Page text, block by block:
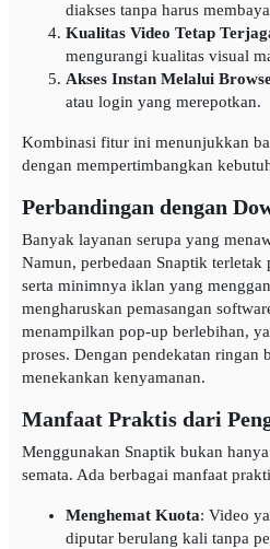
diakses tanpa harus
Kualitas Video Tetap
mengurangi kualitas visual
Akses Instan Melalui
atau login yang merepotkan.
Kombinasi fitur ini menunjukkan
dengan mempertimbangkan
Perbandingan dengan
Banyak layanan serupa yang
Namun, perbedaan Snaptik terletak
serta minimnya iklan yang
mengharuskan pemasangan
menampilkan pop-up berlebihan,
proses. Dengan pendekatan ringan
menekankan kenyamanan.
Manfaat Praktis dari
Menggunakan Snaptik bukan
semata. Ada berbagai manfaat
Menghemat Kuota: Video
diputar berulang kali tanpa